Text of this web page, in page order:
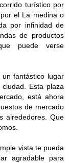
turístico por
el La medina o
por infinidad de
de productos
puede verse
fantástico lugar
Esta plaza
está ahora
de mercado
alrededores. Que
vista te pueda
agradable para